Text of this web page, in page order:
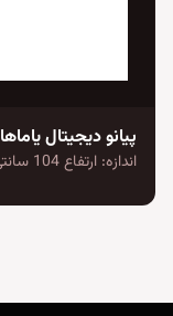
پیانو دیجیتال یاماها Clavinova CSP-150
اندازه: ارتفاع 104 سانتی متر | عرض 141.2…